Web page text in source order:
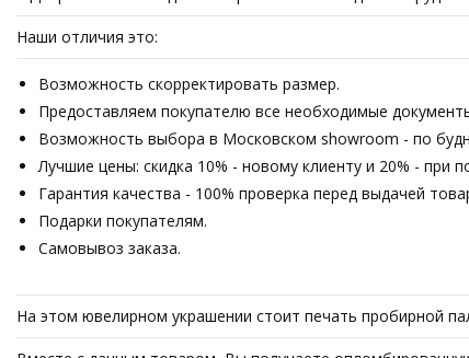
Наши отличия это:
Возможность скорректировать размер.
Предоставляем покупателю все необходимые
Возможность выбора в Московском showroom - по
Лучшие цены: скидка 10% - новому клиенту и 20% -
Гарантия качества - 100% проверка перед выдачей
Подарки покупателям.
Самовывоз заказа.
На этом ювелирном украшении стоит печать пробирной